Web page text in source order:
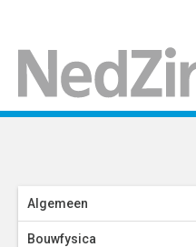
Algemeen
Bouwfysica